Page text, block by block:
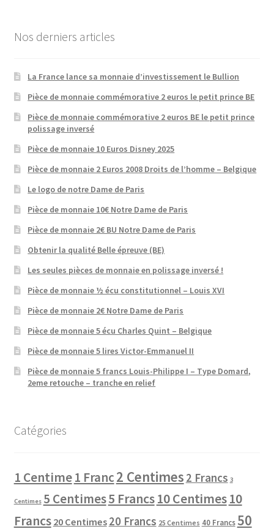
Nos derniers articles
La France lance sa monnaie d’investissement le Bullion
Pièce de monnaie commémorative 2 euros le petit prince BE
Pièce de monnaie commémorative 2 euros BE le petit prince
polissage inversé
Pièce de monnaie 10 Euros Disney 2025
Pièce de monnaie 2 Euros 2008 Droits de l’homme – Belgique
Le logo de notre Dame de Paris
Pièce de monnaie 10€ Notre Dame de Paris
Pièce de monnaie 2€ BU Notre Dame de Paris
Obtenir la qualité Belle épreuve (BE)
Les seules pièces de monnaie en polissage inversé !
Pièce de monnaie ½ écu constitutionnel – Louis XVI
Pièce de monnaie 2€ Notre Dame de Paris
Pièce de monnaie 5 écu Charles Quint – Belgique
Pièce de monnaie 5 lires Victor-Emmanuel II
Pièce de monnaie 5 francs Louis-Philippe I – Type Domard,
2eme retouche – tranche en relief
Catégories
1 Centime1 Franc2 Centimes 2 Francs 3
Centimes 5 Centimes5 Francs10 Centimes10
Francs 20 Centimes 20 Francs 25 Centimes 40 Francs 50